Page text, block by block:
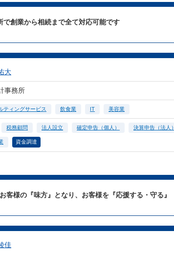
創業から相続まで全て対応可能です
大
事務所
ティングサービス 飲食業 IT 美容業
税務顧問 法人設立 確定申告（個人） 決算申告（法人）
資金調達
客様の『味方』となり、お客様を『応援する・守る』
佳